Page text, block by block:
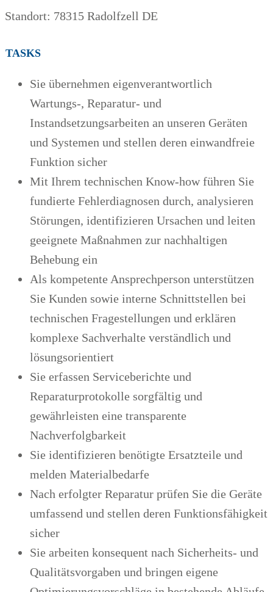
Standort: 78315 Radolfzell DE
TASKS
Sie übernehmen eigenverantwortlich
Wartungs-, Reparatur- und
Instandsetzungsarbeiten an unseren Geräten
und Systemen und stellen deren einwandfreie
Funktion sicher
Mit Ihrem technischen Know-how führen Sie
fundierte Fehlerdiagnosen durch, analysieren
Störungen, identifizieren Ursachen und leiten
geeignete Maßnahmen zur nachhaltigen
Behebung ein
Als kompetente Ansprechperson unterstützen
Sie Kunden sowie interne Schnittstellen bei
technischen Fragestellungen und erklären
komplexe Sachverhalte verständlich und
lösungsorientiert
Sie erfassen Serviceberichte und
Reparaturprotokolle sorgfältig und
gewährleisten eine transparente
Nachverfolgbarkeit
Sie identifizieren benötigte Ersatzteile und
melden Materialbedarfe
Nach erfolgter Reparatur prüfen Sie die Geräte
umfassend und stellen deren Funktionsfähigkeit
sicher
Sie arbeiten konsequent nach Sicherheits- und
Qualitätsvorgaben und bringen eigene